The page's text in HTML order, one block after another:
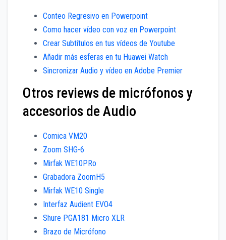
Conteo Regresivo en Powerpoint
Como hacer vídeo con voz en Powerpoint
Crear Subtítulos en tus vídeos de Youtube
Añadir más esferas en tu Huawei Watch
Sincronizar Audio y vídeo en Adobe Premier
Otros reviews de micrófonos y
accesorios de Audio
Comica VM20
Zoom SHG-6
Mirfak WE10PRo
Grabadora ZoomH5
Mirfak WE10 Single
Interfaz Audient EVO4
Shure PGA181 Micro XLR
Brazo de Micrófono